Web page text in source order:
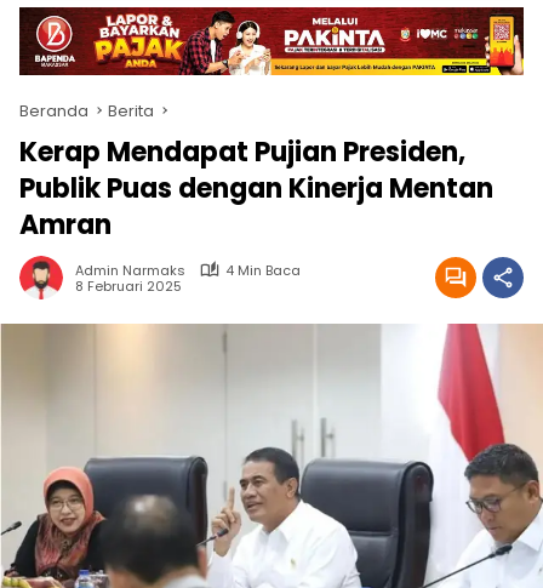
Beranda Berita
Kerap Mendapat Pujian Presiden,
Publik Puas dengan Kinerja Mentan
Amran
Admin Narmaks
4 Min Baca
8 Februari 2025